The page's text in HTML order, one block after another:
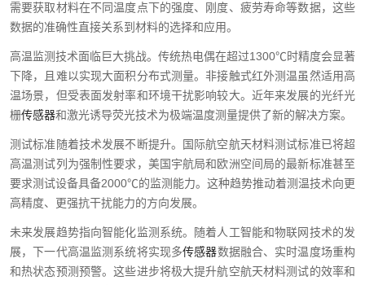
需要获取材料在不同温度点下的强度、刚度、疲劳寿命等数据，这些
数据的准确性直接关系到材料的选择和应用。
高温监测技术面临巨大挑战。传统热电偶在超过1300℃时精度会显著
下降，且难以实现大面积分布式测量。非接触式红外测温虽然适用高
温场景，但受表面发射率和环境干扰影响较大。近年来发展的光纤光
栅传感器和激光诱导荧光技术为极端温度测量提供了新的解决方案。
测试标准随着技术发展不断提升。国际航空航天材料测试标准已将超
高温测试列为强制性要求，美国宇航局和欧洲空间局的最新标准甚至
要求测试设备具备2000℃的监测能力。这种趋势推动着测温技术向更
高精度、更强抗干扰能力的方向发展。
未来发展趋势指向智能化监测系统。随着人工智能和物联网技术的发
展，下一代高温监测系统将实现多传感器数据融合、实时温度场重构
和热状态预测预警。这些进步将极大提升航空航天材料测试的效率和